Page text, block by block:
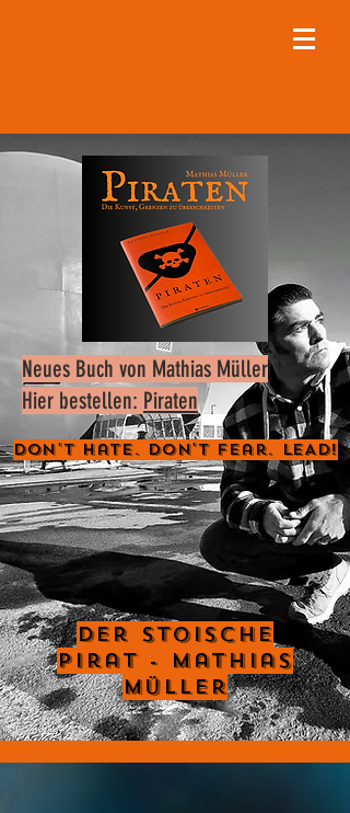
Neues Buch von Mathias Müller
Hier bestellen: Piraten
Don't Hate. Don't Fear. LEAD!
Der Stoische
Pirat - Mathias
Müller